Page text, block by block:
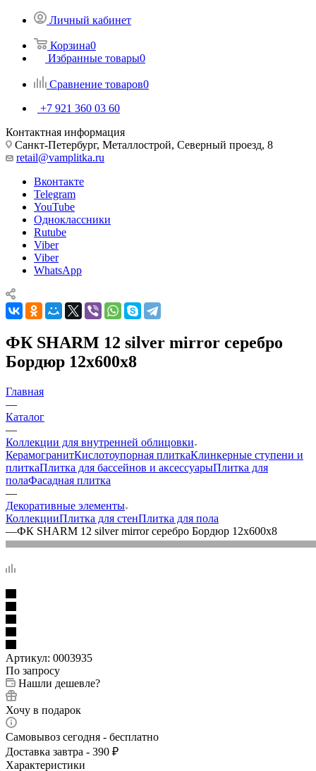
Личный кабинет
Корзина0
Избранные товары0
Сравнение товаров0
+7 921 360 03 60
Контактная информация
Санкт-Петербург, Металлострой, Северный проезд, 8
retail@vamplitka.ru
Вконтакте
Telegram
YouTube
Одноклассники
Rutube
Viber
Viber
WhatsApp
ФК SHARM 12 silver mirror серебро
Бордюр 12x600x8
Главная
—
Каталог
—
Коллекции для внутренней облицовки
КерамогранитКислотоупорная плиткаКлинкерные ступени и
плиткаПлитка для бассейнов и аксессуарыПлитка для
полаФасадная плитка
—
Декоративные элементы
КоллекцииПлитка для стенПлитка для пола
—ФК SHARM 12 silver mirror серебро Бордюр 12x600x8
Артикул: 0003935
По запросу
Нашли дешевле?
Хочу в подарок
Самовывоз сегодня - бесплатно
Доставка завтра - 390 ₽
Характеристики